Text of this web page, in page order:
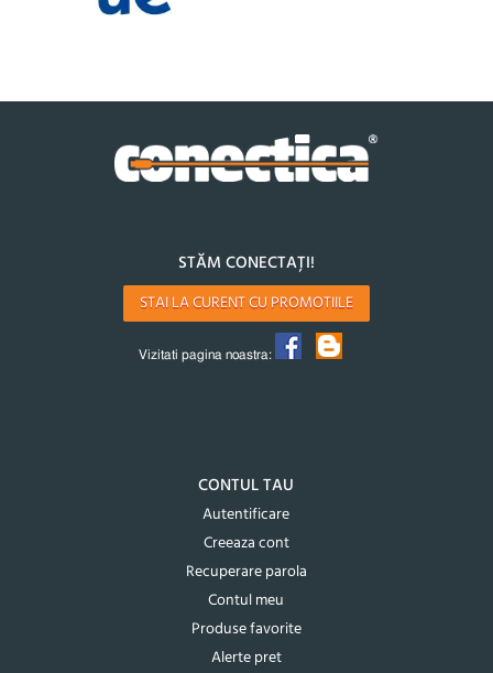
STĂM CONECTAȚI!
STAI LA CURENT CU PROMOTIILE
Vizitati pagina noastra:
CONTUL TAU
Autentificare
Creeaza cont
Recuperare parola
Contul meu
Produse favorite
Alerte pret